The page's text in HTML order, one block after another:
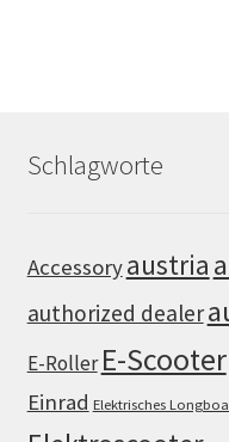
Schlagworte
Accessoryaustria
authorized dealer
E-Roller E-Scooter
Einrad Elektrisches